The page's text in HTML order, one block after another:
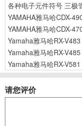
各种电子元件符号 三极
YAMAHA雅马哈CDX-
YAMAHA雅马哈CDX-
Yamaha雅马哈RX-
Yamaha雅马哈RX-
Yamaha雅马哈RX-
请您评价